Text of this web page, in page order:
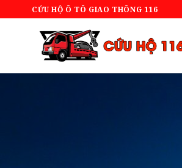
qua
CỨU HỘ Ô TÔ GIAO THÔNG 116